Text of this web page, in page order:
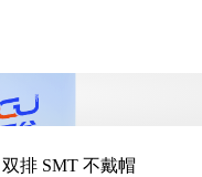
双排 SMT 不戴帽